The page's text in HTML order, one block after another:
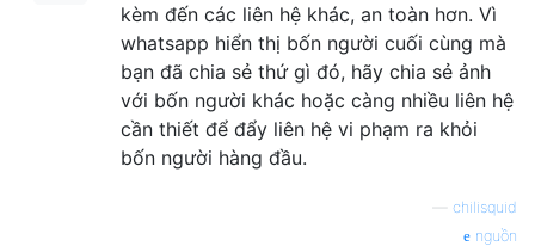
kèm đến các liên hệ khác, an toàn hơn. Vì
whatsapp hiển thị bốn người cuối cùng mà
bạn đã chia sẻ thứ gì đó, hãy chia sẻ ảnh
với bốn người khác hoặc càng nhiều liên hệ
cần thiết để đẩy liên hệ vi phạm ra khỏi
bốn người hàng đầu.
chilisquid
nguồn